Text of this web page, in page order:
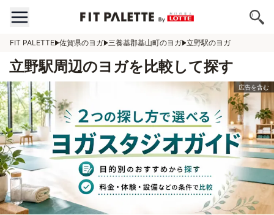
FIT PALETTE 佐賀県のヨガ 三養基郡基山町のヨガ 立野駅のヨガ
立野駅周辺のヨガを比較して探す